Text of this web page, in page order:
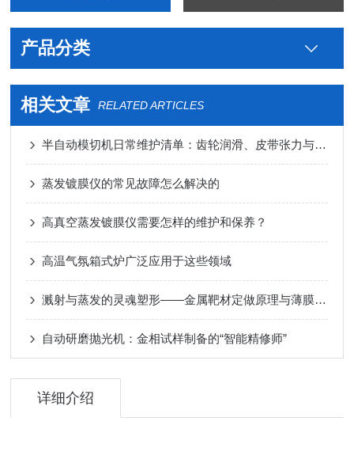
产品分类
相关文章 RELATED ARTICLES
半自动模切机日常维护清单：齿轮润滑、皮带张力与电气元件检查要点
蒸发镀膜仪的常见故障怎么解决的
高真空蒸发镀膜仪需要怎样的维护和保养？
高温气氛箱式炉广泛应用于这些领域
溅射与蒸发的灵魂塑形——金属靶材定做原理与薄膜沉积应用
自动研磨抛光机：金相试样制备的“智能精修师”
详细介绍